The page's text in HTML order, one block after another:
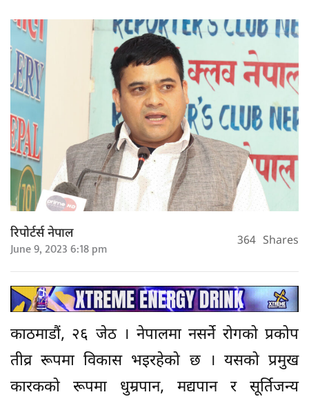
रिपोर्टर्स नेपाल
June 9, 2023 6:18 pm 364 Shares
काठमाडौं, २६ जेठ । नेपालमा नसर्ने रोगको प्रकोप
तीव्र रूपमा विकास भइरहेको छ । यसको प्रमुख
कारकको रूपमा धुम्रपान, मद्यपान र सूर्तिजन्य